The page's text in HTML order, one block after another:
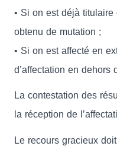
• Si on est déjà titulaire
obtenu de mutation ;
• Si on est affecté en
d’affectation en dehors
La contestation des
la réception de
Le recours gracieux